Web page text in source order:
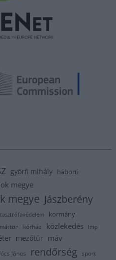
györfi mihály háború
megye
megye Jászberény
kormány
kórház közlekedés lmp
mezőtúr máv
János rendőrség sport